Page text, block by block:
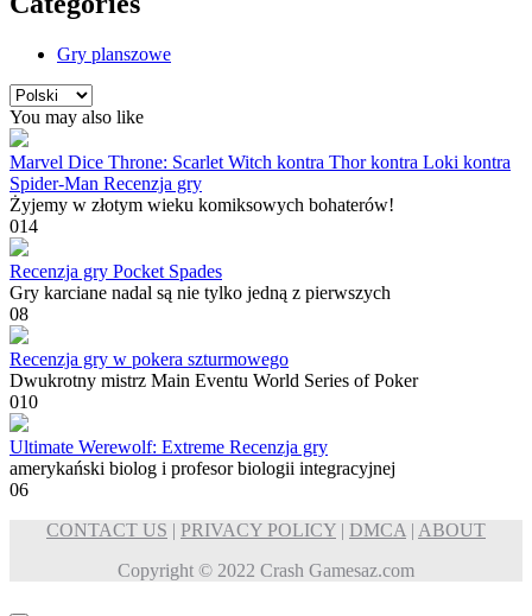
Gry planszowe
Wybierz
język
You may also like
Marvel Dice Throne: Scarlet Witch kontra Thor kontra Loki kontra
Spider-Man Recenzja gry
Żyjemy w złotym wieku komiksowych bohaterów!
014
Recenzja gry Pocket Spades
Gry karciane nadal są nie tylko jedną z pierwszych
08
Recenzja gry w pokera szturmowego
Dwukrotny mistrz Main Eventu World Series of Poker
010
Ultimate Werewolf: Extreme Recenzja gry
amerykański biolog i profesor biologii integracyjnej
06
CONTACT US | PRIVACY POLICY | DMCA | ABOUT
Copyright © 2022 Crash Gamesaz.com